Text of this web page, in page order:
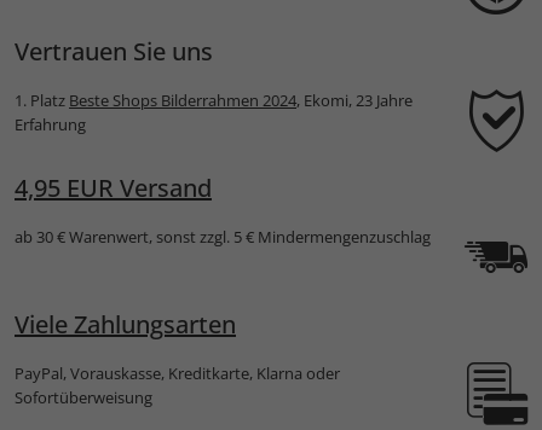
Vertrauen Sie uns
1. Platz Beste Shops Bilderrahmen 2024, Ekomi, 23 Jahre
Erfahrung
4,95 EUR Versand
ab 30 € Warenwert, sonst zzgl. 5 € Mindermengenzuschlag
Viele Zahlungsarten
PayPal, Vorauskasse, Kreditkarte, Klarna oder
Sofortüberweisung